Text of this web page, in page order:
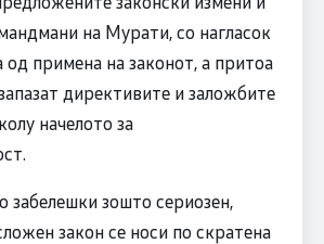
на Мурати, со нагласок
примена на законот, а притоа
директивите и заложбите
начелото за
забелешки зошто сериозен,
закон се носи по скратена